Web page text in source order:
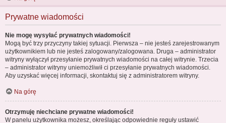
Prywatne wiadomości
Nie mogę wysyłać prywatnych wiadomości!
Mogą być trzy przyczyny takiej sytuacji. Pierwsza – nie jesteś zarejestrowanym
użytkownikiem lub nie jesteś zalogowany/zalogowana. Druga – administrator
witryny wyłączył przesyłanie prywatnych wiadomości na całej witrynie. Trzecia
– administrator witryny uniemożliwił ci przesyłanie prywatnych wiadomości.
Aby uzyskać więcej informacji, skontaktuj się z administratorem witryny.
Na górę
Otrzymuję niechciane prywatne wiadomości!
W panelu użytkownika możesz, określając odpowiednie reguły ustawić